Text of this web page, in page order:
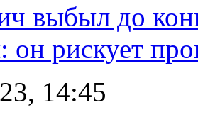
выбыл до
он рискует
14:45